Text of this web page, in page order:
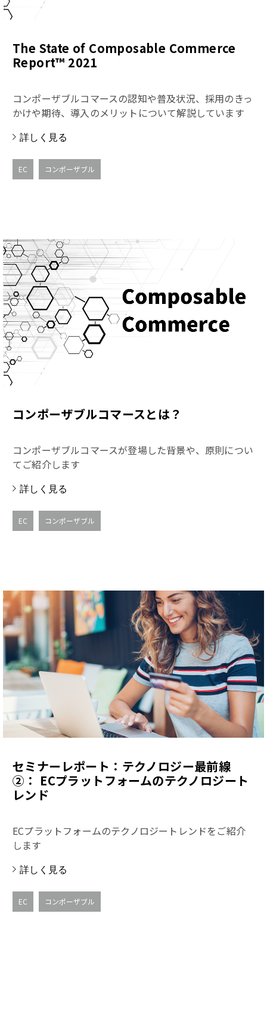
The State of Composable Commerce
Report™ 2021
コンポーザブルコマースの認知や普及状況、採用のきっ
かけや期待、導入のメリットについて解説しています
詳しく見る
EC コンポーザブル
コンポーザブルコマースとは？
コンポーザブルコマースが登場した背景や、原則につい
てご紹介します
詳しく見る
EC コンポーザブル
セミナーレポート：テクノロジー最前線
②： ECプラットフォームのテクノロジート
レンド
ECプラットフォームのテクノロジートレンドをご紹介
します
詳しく見る
EC コンポーザブル